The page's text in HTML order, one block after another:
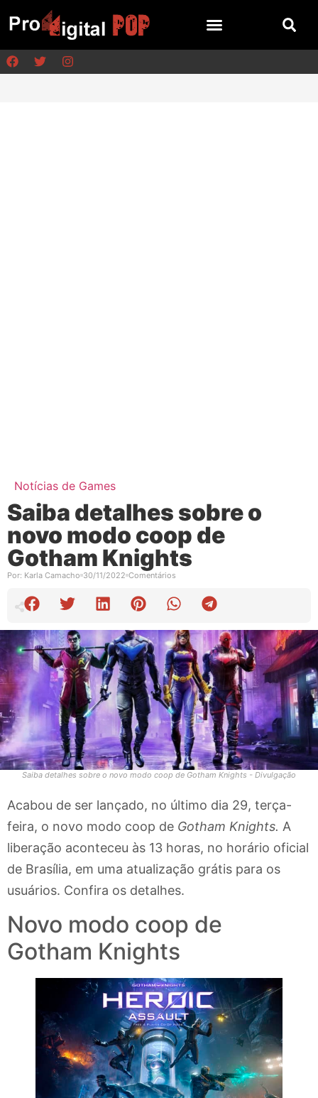
Notícias de Games
Saiba detalhes sobre o
novo modo coop de
Gotham Knights
Por: Karla Camacho 30/11/2022 Comentários
Saiba detalhes sobre o novo modo coop de Gotham Knights - Divulgação
Acabou de ser lançado, no último dia 29, terça-
feira, o novo modo coop de Gotham Knights. A
liberação aconteceu às 13 horas, no horário oficial
de Brasília, em uma atualização grátis para os
usuários. Confira os detalhes.
Novo modo coop de
Gotham Knights